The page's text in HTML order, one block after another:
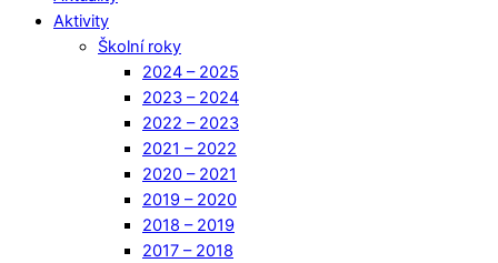
Aktivity
Školní roky
2024 – 2025
2023 – 2024
2022 – 2023
2021 – 2022
2020 – 2021
2019 – 2020
2018 – 2019
2017 – 2018